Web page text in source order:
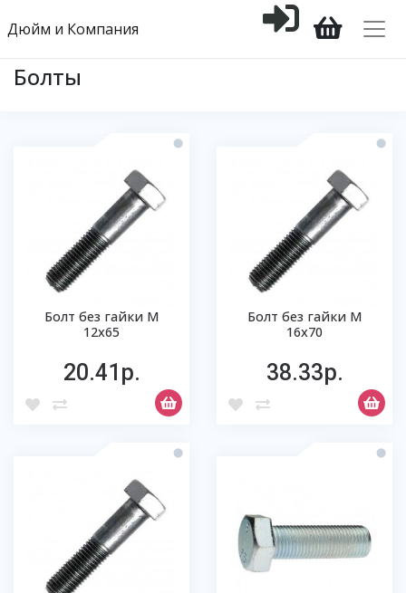
Дюйм и Компания
Болты
Болт без гайки М
12х65
20.41р.
Болт без гайки М
16х70
38.33р.